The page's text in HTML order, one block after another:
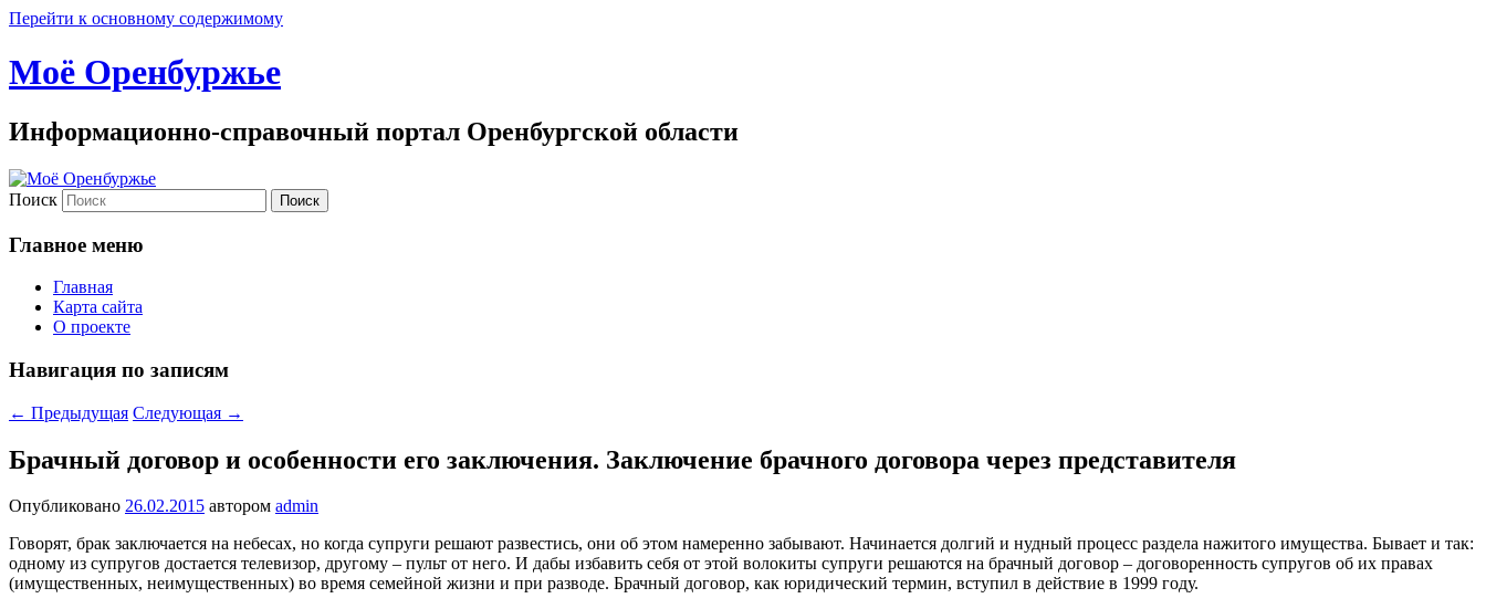
Перейти к основному содержимому
Моё Оренбуржье
Информационно-справочный портал Оренбургской области
Поиск
Главное меню
Главная
Карта сайта
О проекте
Навигация по записям
← Предыдущая Следующая →
Брачный договор и особенности его заключения. Заключение брачного договора через представителя
Опубликовано 26.02.2015 автором admin
Говорят, брак заключается на небесах, но когда супруги решают развестись, они об этом намеренно забывают. Начинается долгий и нудный процесс раздела нажитого имущества. Бывает и так:
одному из супругов достается телевизор, другому – пульт от него. И дабы избавить себя от этой волокиты супруги решаются на брачный договор – договоренность супругов об их правах
(имущественных, неимущественных) во время семейной жизни и при разводе. Брачный договор, как юридический термин, вступил в действие в 1999 году.